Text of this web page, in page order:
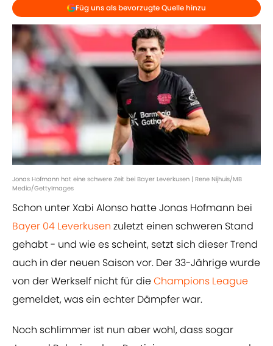
Füg uns als bevorzugte Quelle hinzu
Jonas Hofmann hat eine schwere Zeit bei Bayer Leverkusen | Rene Nijhuis/MB
Media/GettyImages
Schon unter Xabi Alonso hatte Jonas Hofmann bei
Bayer 04 Leverkusen zuletzt einen schweren Stand
gehabt - und wie es scheint, setzt sich dieser Trend
auch in der neuen Saison vor. Der 33-Jährige wurde
von der Werkself nicht für dieChampions League
gemeldet, was ein echter Dämpfer war.
Noch schlimmer ist nun aber wohl, dass sogar